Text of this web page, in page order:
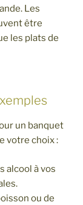
Les
être
les plats de
un banquet
votre choix :
alcool à vos
ou de